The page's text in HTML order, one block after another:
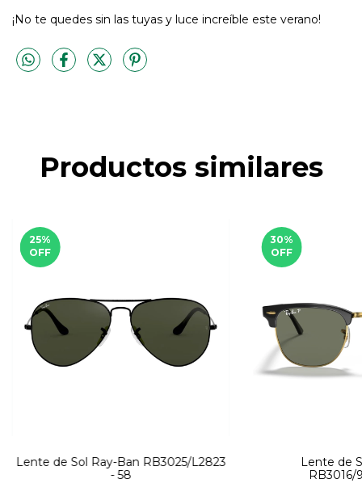
¡No te quedes sin las tuyas y luce increíble este verano!
Productos similares
25%
OFF
Lente de Sol Ray-Ban RB3025/L2823
- 58
30%
OFF
Lente de
RB3016/